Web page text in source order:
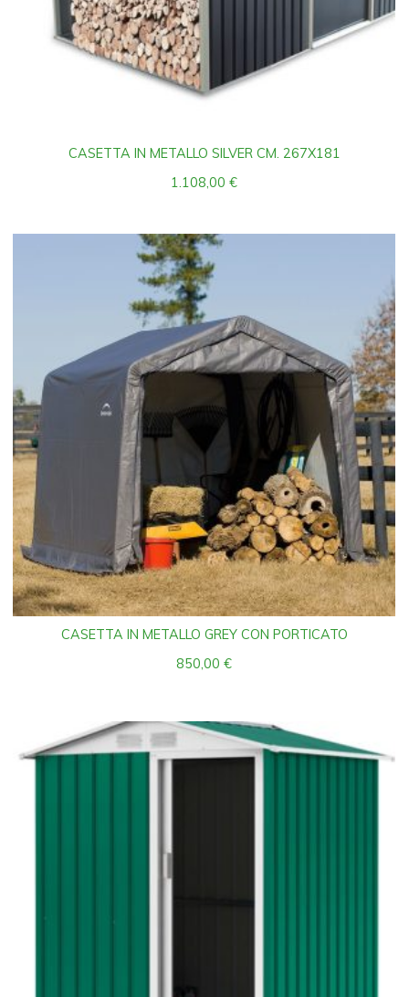
CASETTA IN METALLO SILVER CM. 267X181
1.108,00€
CASETTA IN METALLO GREY CON PORTICATO
850,00€